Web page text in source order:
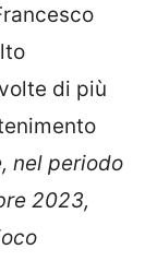
di più
nel periodo
2023,